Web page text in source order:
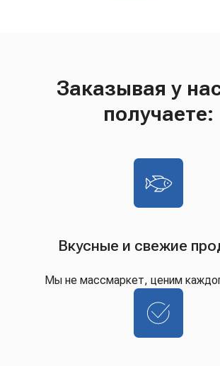
Заказывая у
получаете:
Вкусные и свежие
Мы не массмаркет, ценим